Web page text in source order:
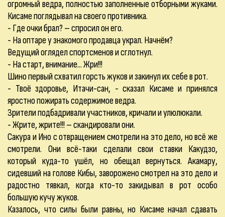
огромный ведра, полностью заполненные отборными жуками.
Кисаме поглядывал на своего противника.
- Где очки брал? – спросил он его.
- На оптаре у знакомого продавца украл. Начнём?
Ведущий оглядел спортсменов и сглотнул.
- На старт, внимание... Жри!!!
Шино первый схватил горсть жуков и закинул их себе в рот.
- Твоё здоровье, Итачи-сан, - сказал Кисаме и принялся
яростно пожирать содержимое ведра.
Зрители подбадривали участников, кричали и улюлюкали.
- Жрите, жрите!!! – скандировали они.
Сакура и Ино с отвращением смотрели на это дело, но всё же
смотрели. Они всё-таки сделали свои ставки Какудзо,
который куда-то ушёл, но обещал вернуться. Акамару,
сидевший на голове Кибы, заворожено смотрел на это дело и
радостно тявкал, когда кто-то закидывал в рот особо
большую кучу жуков.
Казалось, что силы были равны, но Кисаме начал сдавать